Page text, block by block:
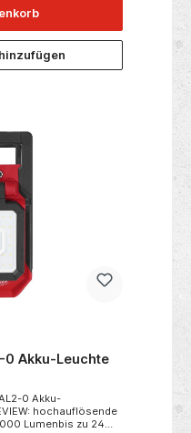
Arbeitslicht
SMD LEDLichtstrom
lm dimmbar, 70
Spotlichtca. 2,5 h/ 8
Ion, 3,7 V, 2000
0 Akku-Leuchte
0 Akku-
hochauflösende
Lumenbis zu 24